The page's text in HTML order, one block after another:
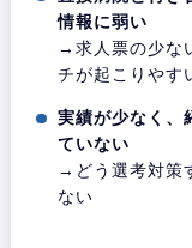
情報に弱い
→求人票の少な
チが起こりやす
実績が少なく、
ていない
→どう選考対策
ない